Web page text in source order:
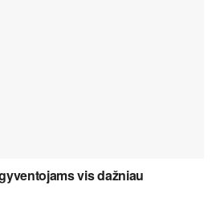
vis dažniau